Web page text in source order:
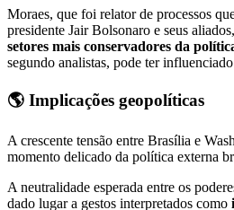
Moraes, que foi relator de processos
presidente Jair Bolsonaro e seus aliados,
setores mais conservadores da
segundo analistas, pode ter
🌎 Implicações geopolíticas
A crescente tensão entre Brasília e
momento delicado da política externa
A neutralidade esperada entre os
dado lugar a gestos interpretados como